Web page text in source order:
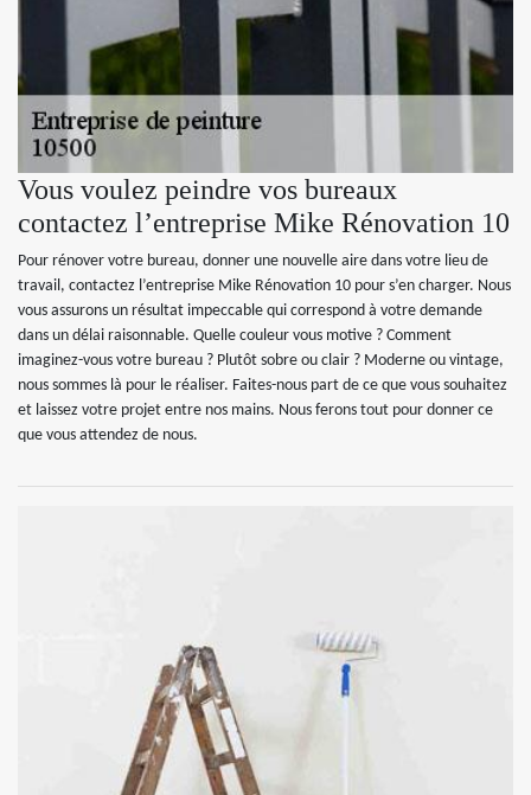
Vous voulez peindre vos bureaux
contactez l’entreprise Mike Rénovation 10
Pour rénover votre bureau, donner une nouvelle aire dans votre lieu de
travail, contactez l’entreprise Mike Rénovation 10 pour s’en charger. Nous
vous assurons un résultat impeccable qui correspond à votre demande
dans un délai raisonnable. Quelle couleur vous motive ? Comment
imaginez-vous votre bureau ? Plutôt sobre ou clair ? Moderne ou vintage,
nous sommes là pour le réaliser. Faites-nous part de ce que vous souhaitez
et laissez votre projet entre nos mains. Nous ferons tout pour donner ce
que vous attendez de nous.